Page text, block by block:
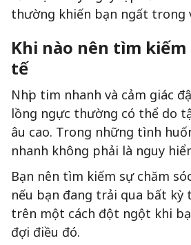
thường khiến bạn ngất trong
Khi nào nên tìm
tế
Nhịp tim nhanh và cảm giác
lồng ngực thường có thể do
âu cao. Trong những tình
nhanh không phải là nguy
Bạn nên tìm kiếm sự chăm
nếu bạn đang trải qua bất kỳ
trên một cách đột ngột khi
đợi điều đó.